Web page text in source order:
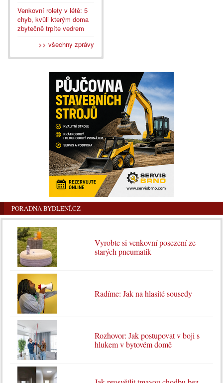
Venkovní rolety v létě: 5
chyb, kvůli kterým doma
zbytečně trpíte vedrem
>> všechny zprávy
PORADNA BYDLENÍ.CZ
Vyrobte si venkovní posezení ze
starých pneumatik
Radíme: Jak na hlasité sousedy
Rozhovor: Jak postupovat v boji s
hlukem v bytovém domě